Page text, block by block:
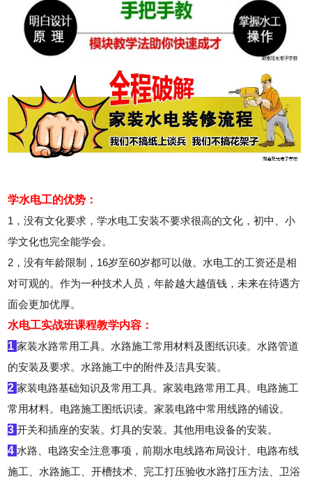
学水电工的优势：
1，没有文化要求，学水电工安装不要求很高的文化，初中、小
学文化也完全能学会。
2，没有年龄限制，16岁至60岁都可以做。水电工的工资还是相
对可观的。作为一种技术人员，年龄越大越值钱，未来在待遇方
面会更加优厚。
水电工实战班课程教学内容：
1家装水路常用工具。水路施工常用材料及图纸识读。水路管道
的安装及要求。水路施工中的附件及洁具安装。
2家装电路基础知识及常用工具。家装电路常用工具。电路施工
常用材料。电路施工图纸识读。家装电路中常用线路的铺设。
3开关和插座的安装。灯具的安装。其他用电设备的安装。
4 水路、电路安全注意事项，前期水电线路布局设计、电路布线
施工、水路施工、开槽技术、完工打压验收水路打压方法、卫浴